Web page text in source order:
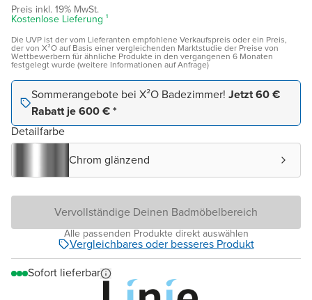
Preis inkl. 19% MwSt.
Kostenlose Lieferung ¹
Die UVP ist der vom Lieferanten empfohlene Verkaufspreis oder ein Preis,
der von X²O auf Basis einer vergleichenden Marktstudie der Preise von
Wettbewerbern für ähnliche Produkte in den vergangenen 6 Monaten
festgelegt wurde (weitere Informationen auf Anfrage)
Sommerangebote bei X²O Badezimmer! Jetzt 60 €
Rabatt je 600 € *
Detailfarbe
Chrom glänzend
Vervollständige Deinen Badmöbelbereich
Alle passenden Produkte direkt auswählen
Vergleichbares oder besseres Produkt
Sofort lieferbar